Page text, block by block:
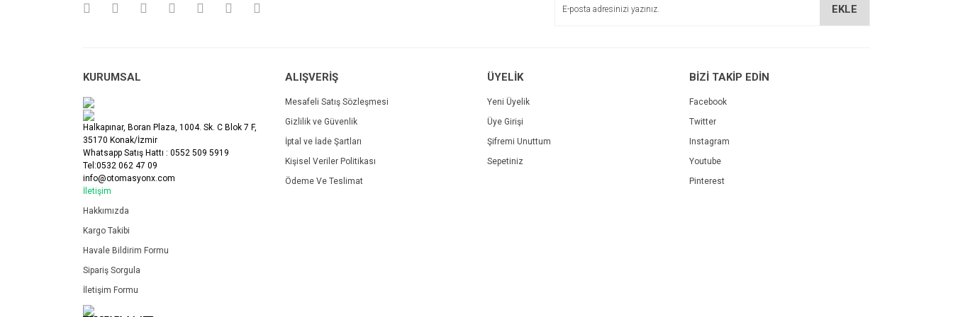
EKLE
KURUMSAL
Halkapınar, Boran Plaza, 1004. Sk. C Blok 7 F,
35170 Konak/İzmir
Whatsapp Satış Hattı : 0552 509 5919
Tel:0532 062 47 09
info@otomasyonx.com
İletişim
Hakkımızda
Kargo Takibi
Havale Bildirim Formu
Sipariş Sorgula
İletişim Formu
ALIŞVERİŞ
Mesafeli Satış Sözleşmesi
Gizlilik ve Güvenlik
İptal ve İade Şartları
Kişisel Veriler Politikası
Ödeme Ve Teslimat
ÜYELİK
Yeni Üyelik
Üye Girişi
Şifremi Unuttum
Sepetiniz
BİZİ TAKİP EDİN
Facebook
Twitter
Instagram
Youtube
Pinterest